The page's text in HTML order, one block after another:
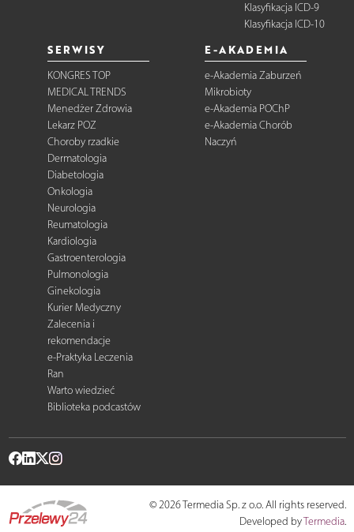
Klasyfikacja ICD-9
Klasyfikacja ICD-10
SERWISY
KONGRES TOP
MEDICAL TRENDS
Menedżer Zdrowia
Lekarz POZ
Choroby rzadkie
Dermatologia
Diabetologia
Onkologia
Neurologia
Reumatologia
Kardiologia
Gastroenterologia
Pulmonologia
Ginekologia
Kurier Medyczny
Zalecenia i
rekomendacje
e-Praktyka Leczenia
Ran
Warto wiedzieć
Biblioteka podcastów
E-AKADEMIA
e-Akademia Zaburzeń
Mikrobioty
e-Akademia POChP
e-Akademia Chorób
Naczyń
© 2026 Termedia Sp. z o.o. All rights reserved.
Developed byTermedia.